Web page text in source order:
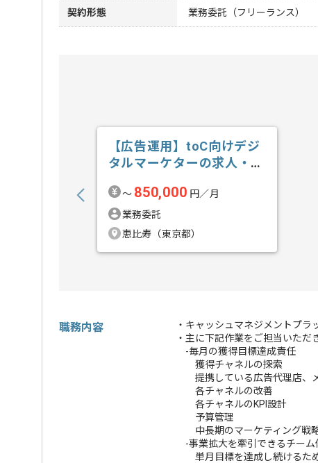
契約形態 業務委託（フリーランス）
【広告運用】toC向けデジ
タルマーケターの求人・案
〜 850,000 円／月
業務委託
恵比寿（東京都）
職務内容
・キャッシュマネジメントプラ
・主に下記作業をご担当いただ
-毎月の獲得目標達成責任
獲得チャネルの探索
提携している広告代理店、
各チャネルの改善
各チャネルのKPI設計
予算管理
中長期のマーケティング戦
-事業拡大を牽引できるチーム
単月目標を達成し続けるた